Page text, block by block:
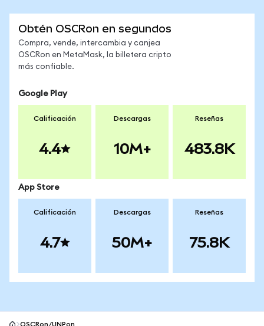
Obtén OSCRon en segundos
Compra, vende, intercambia y canjea
OSCRon en MetaMask, la billetera cripto
más confiable.
Google Play
Calificación
4.4
Descargas
10M+
Reseñas
483.8K
App Store
Calificación
4.7
Descargas
50M+
Reseñas
75.8K
OSCRon/UNPon